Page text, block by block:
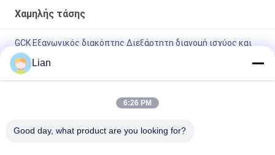
Χαμηλής τάσης
GCK Εξαγωγικός διακόπτης ∆ιεξάρτητη διανομή ισχύος και
έλεγχο κινητήρα για απαιτητικές εφαρμογές
GCS LV Εξαρτήματα διακόπτη με ονομαστική τάση AC 380 400
εξοπλισμού 0.4KV σταθμών παραγωγής ηλεκτρικού ρεύματος
Lian
6:26 PM
Good day, what product are you looking for?